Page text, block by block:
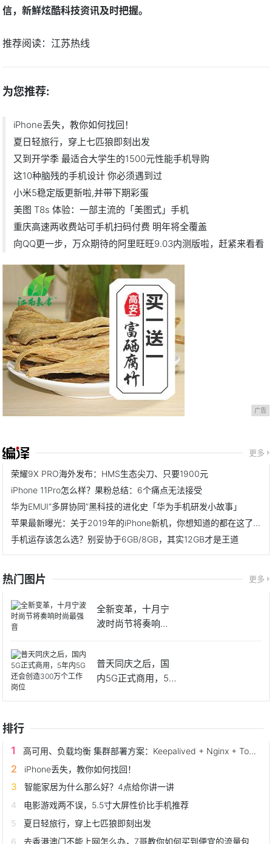
信，新鮮炫酷科技资讯及时把握。
推荐阅读： 江苏热线
为您推荐:
iPhone丢失，教你如何找回！
夏日轻旅行，穿上七匹狼即刻出发
又到开学季 最适合大学生的1500元性能手机导购
这10种脑残的手机设计 你必须遇到过
小米5稳定版更新啦,并带下期彩蛋
美图 T8s 体验：一部主流的「美图式」手机
重庆高速两收费站可手机扫码付费 明年将全覆盖
向QQ更一步，万众期待的阿里旺旺9.03内测版啦，赶紧来看看
广告
更多
荣耀9X PRO海外发布：HMS生态尖刀、只要1900元
iPhone 11Pro怎么样？果粉总结：6个痛点无法接受
华为EMUI“多屏协同”黑科技的进化史「华为手机研发小故事」
苹果最新曝光：关于2019年的iPhone新机，你想知道的都在这了！
手机运存该怎么选？别妥协于6GB/8GB，其实12GB才是王道
热门图片 更多
全新变革，十月宁
波时尚节将奏响时
普天同庆之后，国
内5G正式商用，5
排行
高可用、负载均衡 集群部署方案：Keepalived + Nginx + Tomcat
iPhone丢失，教你如何找回！
智能家居为什么那么好？4点给你讲一讲
电影游戏两不误，5.5寸大屏性价比手机推荐
夏日轻旅行，穿上七匹狼即刻出发
去香港澳门不能上网怎么办，7哥教你如何买到便宜的流量包